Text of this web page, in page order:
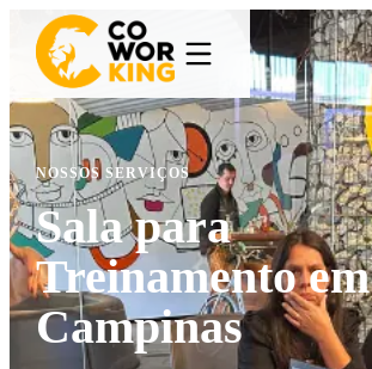
NOSSOS SERVIÇOS
Sala para
Treinamento em
Campinas